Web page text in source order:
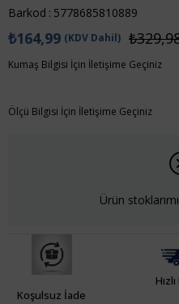
Barkod : 5778685810889
₺164,99 (KDV Dahil)
Kumaş Bilgisi İçin İletişime Geçiniz
Ölçü Bilgisi İçin İletişime Geçiniz
Ürün
Koşulsuz İade